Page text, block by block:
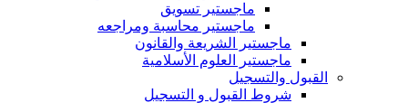
ماجستير تسويق
ماجستير محاسبة ومراجعه
ماجستير الشريعة والقانون
ماجستير العلوم الأسلامية
القبول والتسجيل
شروط القبول و التسجيل